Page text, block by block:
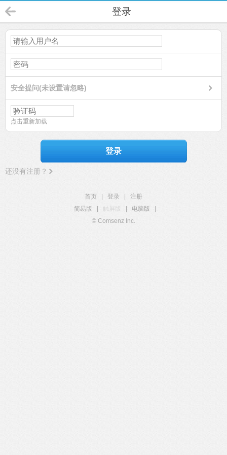
登录
安全提问(未设置请忽略)
点击重新加载
登录
还没有注册？
首页 登录
注册
简易版
触屏版 电脑版
© Comsenz Inc.